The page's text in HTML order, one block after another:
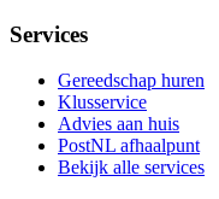
Services
Gereedschap huren
Klusservice
Advies aan huis
PostNL afhaalpunt
Bekijk alle services